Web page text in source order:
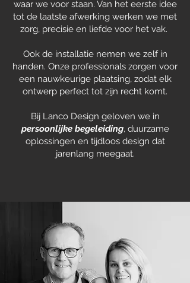
waar we voor staan. Van het eerste idee
tot de laatste afwerking werken we met
zorg, precisie en liefde voor het vak.
Ook de installatie nemen we zelf in
handen. Onze professionals zorgen voor
een nauwkeurige plaatsing, zodat elk
ontwerp perfect tot zijn recht komt.
Bij Lanco Design geloven we in
persoonlijke begeleiding, duurzame
oplossingen en tijdloos design dat
jarenlang meegaat.